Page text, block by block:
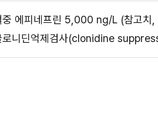
중 에피네프린 5,000 ng/L (참고치,
로니딘억제검사(clonidine